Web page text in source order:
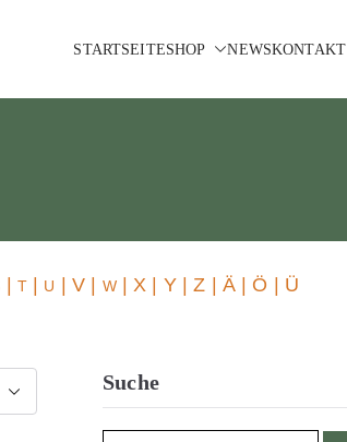
STARTSEITESHOP NEWSKONTAKT
T U | V | W| X | Y | Z | Ä | Ö | Ü
Suche